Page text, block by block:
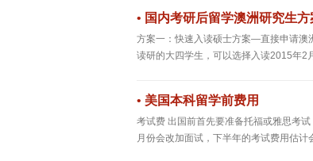
• 国内考研后留学澳洲研究生方
方案一：快速入读硕士方案—直接申请澳
读研的大四学生，可以选择入读2015年
• 美国本科留学前费用
考试费 出国前首先要准备托福或雅思考
月份会改加面试，下半年的考试费用估